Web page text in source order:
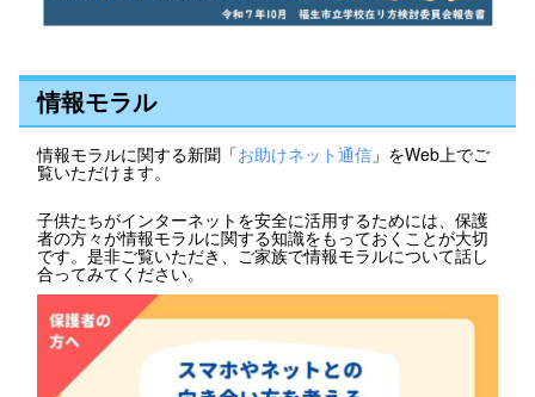
情報モラル
情報モラルに関する新聞「お助けネット通信 」をWeb上でご
覧いただけます。
子供たちがインターネットを安全に活用するためには、保護
者の方々が情報モラルに関する知識をもっておくことが大切
です。是非ご覧いただき、ご家族で情報モラルについて話し
合ってみてください。